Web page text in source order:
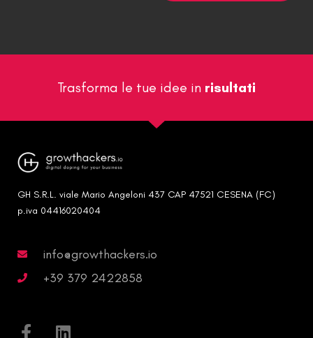
Trasforma le tue idee in risultati
GH S.R.L. viale Mario Angeloni 437 CAP 47521 CESENA (FC)
p.iva 04416020404
info@growthackers.io
+39 379 2422858